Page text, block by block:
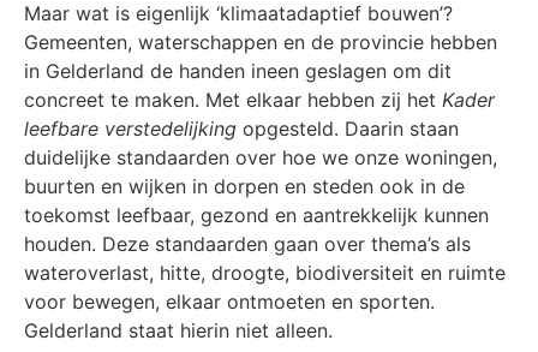
Maar wat is eigenlijk ‘klimaatadaptief bouwen’?
Gemeenten, waterschappen en de provincie hebben
in Gelderland de handen ineen geslagen om dit
concreet te maken. Met elkaar hebben zij het Kader
leefbare verstedelijking opgesteld. Daarin staan
duidelijke standaarden over hoe we onze woningen,
buurten en wijken in dorpen en steden ook in de
toekomst leefbaar, gezond en aantrekkelijk kunnen
houden. Deze standaarden gaan over thema’s als
wateroverlast, hitte, droogte, biodiversiteit en ruimte
voor bewegen, elkaar ontmoeten en sporten.
Gelderland staat hierin niet alleen.